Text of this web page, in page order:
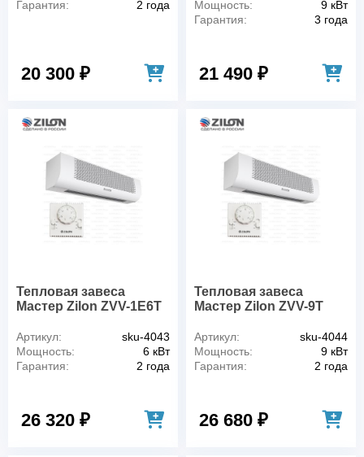
Гарантия: 2 года
20 300 ₽
Мощность:
9 кВт
Гарантия:
3 года
21 490 ₽
Тепловая завеса
Мастер Zilon ZVV-1E6T
Артикул:
sku-4043
Мощность:
6 кВт
Гарантия:
2 года
26 320 ₽
Тепловая завеса
Мастер Zilon ZVV-9T
Артикул:
sku-4044
Мощность:
9 кВт
Гарантия:
2 года
26 680 ₽